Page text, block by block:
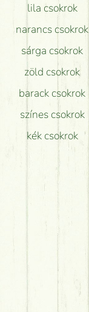
lila csokrok
narancs csokrok
sárga csokrok
zöld csokrok
barack csokrok
színes csokrok
kék csokrok